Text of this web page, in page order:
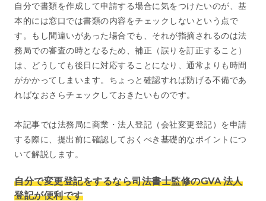
自分で書類を作成して申請する場合に気をつけたいのが、基
本的には窓口では書類の内容をチェックしないという点で
す。もし間違いがあった場合でも、それが指摘されるのは法
務局での審査の時となるため、補正（誤りを訂正すること）
は、どうしても後日に対応することになり、通常よりも時間
がかかってしまいます。ちょっと確認すれば防げる不備であ
ればなおさらチェックしておきたいものです。
本記事では法務局に商業・法人登記（会社変更登記）を申請
する際に、提出前に確認しておくべき基礎的なポイントにつ
いて解説します。
自分で変更登記をするなら司法書士監修のGVA 法人
登記が便利です